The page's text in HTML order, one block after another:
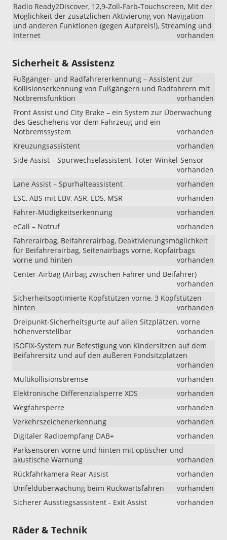
Radio Ready2Discover, 12,9-Zoll-Farb-Touchscreen, Mit der
Möglichkeit der zusätzlichen Aktivierung von Navigation
und anderen Funktionen (gegen Aufpreis!), Streaming und
Internet
vorhanden
Sicherheit & Assistenz
Fußgänger- und Radfahrererkennung – Assistent zur
Kollisionserkennung von Fußgängern und Radfahrern mit
Notbremsfunktion
vorhanden
Front Assist und City Brake – ein System zur Überwachung
des Geschehens vor dem Fahrzeug und ein
Notbremssystem
vorhanden
Kreuzungsassistent
vorhanden
Side Assist – Spurwechselassistent, Toter-Winkel-Sensor
vorhanden
Lane Assist – Spurhalteassistent
vorhanden
ESC, ABS mit EBV, ASR, EDS, MSR
vorhanden
Fahrer-Müdigkeitserkennung
vorhanden
eCall – Notruf
vorhanden
Fahrerairbag, Beifahrerairbag, Deaktivierungsmöglichkeit
für Beifahrerairbag, Seitenairbags vorne, Kopfairbags
vorne und hinten
vorhanden
Center-Airbag (Airbag zwischen Fahrer und Beifahrer)
vorhanden
Sicherheitsoptimierte Kopfstützen vorne, 3 Kopfstützen
hinten
vorhanden
Dreipunkt-Sicherheitsgurte auf allen Sitzplätzen, vorne
höhenverstellbar
vorhanden
ISOFIX-System zur Befestigung von Kindersitzen auf dem
Beifahrersitz und auf den äußeren Fondsitzplätzen
vorhanden
Multikollisionsbremse
vorhanden
Elektronische Differenzialsperre XDS
vorhanden
Wegfahrsperre
vorhanden
Verkehrszeichenerkennung
vorhanden
Digitaler Radioempfang DAB+
vorhanden
Parksensoren vorne und hinten mit optischer und
akustische Warnung
vorhanden
Rückfahrkamera Rear Assist
vorhanden
Umfeldüberwachung beim Rückwärtsfahren
vorhanden
Sicherer Ausstiegsassistent - Exit Assist
vorhanden
Räder & Technik